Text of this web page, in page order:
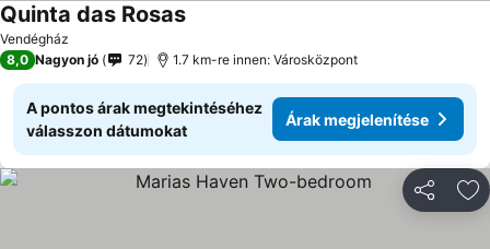
Vendégház
Quinta das Rosas
8,0 Nagyon jó 72 1.7 km-re innen: Városközpont
A pontos árak megtekintéséhez
válasszon dátumokat
Árak megjelenítése